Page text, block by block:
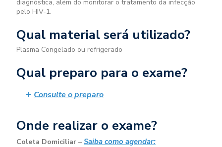
diagnóstica, além do monitorar o tratamento da infecção
pelo HIV-1.
Qual material será utilizado?
Plasma Congelado ou refrigerado
Qual preparo para o exame?
Consulte o preparo
Onde realizar o exame?
Coleta Domiciliar – Saiba como agendar: